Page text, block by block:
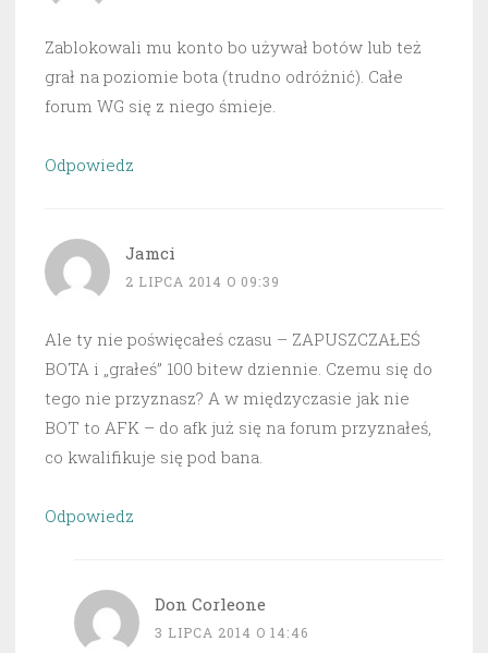
Zablokowali mu konto bo używał botów lub też
grał na poziomie bota (trudno odróżnić). Całe
forum WG się z niego śmieje.
Odpowiedz
Jamci
2 LIPCA 2014 O 09:39
Ale ty nie poświęcałeś czasu – ZAPUSZCZAŁEŚ
BOTA i „grałeś” 100 bitew dziennie. Czemu się do
tego nie przyznasz? A w międzyczasie jak nie
BOT to AFK – do afk już się na forum przyznałeś,
co kwalifikuje się pod bana.
Odpowiedz
Don Corleone
3 LIPCA 2014 O 14:46